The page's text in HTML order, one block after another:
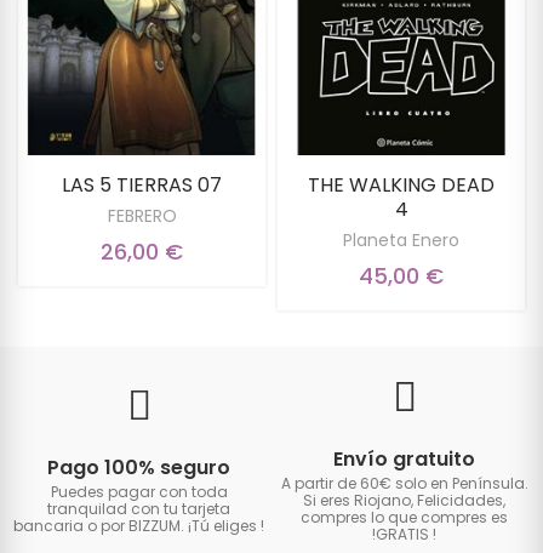
LAS 5 TIERRAS 07
FEBRERO
26,00 €
THE WALKING DEAD
4
Planeta Enero
45,00 €
Pago 100% seguro
Puedes pagar con toda
tranquilad con tu tarjeta
bancaria o por BIZZUM. ¡Tú eliges !
Envío gratuito
A partir de 60€ solo en Península.
Si eres Riojano, Felicidades,
compres lo que compres es
!GRATIS !